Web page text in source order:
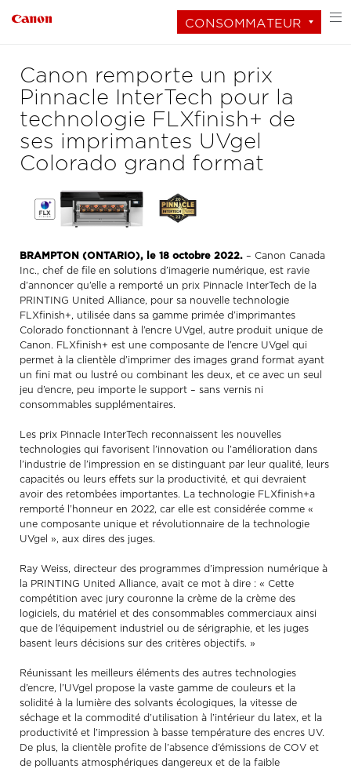
CONSOMMATEUR
Canon remporte un prix
Pinnacle InterTech pour la
technologie FLXfinish+ de
ses imprimantes UVgel
Colorado grand format
BRAMPTON (ONTARIO), le 18 octobre 2022. – Canon Canada
Inc., chef de file en solutions d’imagerie numérique, est ravie
d’annoncer qu’elle a remporté un prix Pinnacle InterTech de la
PRINTING United Alliance, pour sa nouvelle technologie
FLXfinish+, utilisée dans sa gamme primée d’imprimantes
Colorado fonctionnant à l’encre UVgel, autre produit unique de
Canon. FLXfinish+ est une composante de l’encre UVgel qui
permet à la clientèle d’imprimer des images grand format ayant
un fini mat ou lustré ou combinant les deux, et ce avec un seul
jeu d’encre, peu importe le support – sans vernis ni
consommables supplémentaires.
Les prix Pinnacle InterTech reconnaissent les nouvelles
technologies qui favorisent l’innovation ou l’amélioration dans
l’industrie de l’impression en se distinguant par leur qualité, leurs
capacités ou leurs effets sur la productivité, et qui devraient
avoir des retombées importantes. La technologie FLXfinish+a
remporté l’honneur en 2022, car elle est considérée comme «
une composante unique et révolutionnaire de la technologie
UVgel », aux dires des juges.
Ray Weiss, directeur des programmes d’impression numérique à
la PRINTING United Alliance, avait ce mot à dire : « Cette
compétition avec jury couronne la crème de la crème des
logiciels, du matériel et des consommables commerciaux ainsi
que de l’équipement industriel ou de sérigraphie, et les juges
basent leurs décisions sur des critères objectifs. »
Réunissant les meilleurs éléments des autres technologies
d’encre, l’UVgel propose la vaste gamme de couleurs et la
solidité à la lumière des solvants écologiques, la vitesse de
séchage et la commodité d’utilisation à l’intérieur du latex, et la
productivité et l’impression à basse température des encres UV.
De plus, la clientèle profite de l’absence d’émissions de COV et
de polluants atmosphériques dangereux et de la faible